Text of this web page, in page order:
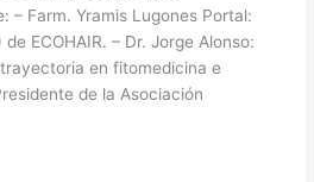
– Farm. Yramis Lugones Portal:
ECOHAIR. – Dr. Jorge Alonso:
en fitomedicina e
de la Asociación